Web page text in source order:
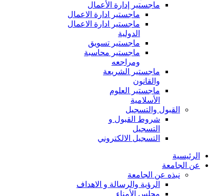
ماجستير إدارة الأعمال
ماجستير ادارة الاعمال
ماجستير ادارة الاعمال
الدولية
ماجستير تسويق
ماجستير محاسبة
ومراجعه
ماجستير الشريعة
والقانون
ماجستير العلوم
الأسلامية
القبول والتسجيل
شروط القبول و
التسجيل
التسجيل الالكتروني
الرئيسية
عن الجامعة
نبذه عن الجامعة
الرؤية والرسالة و الاهداف
مجلس الأمناء